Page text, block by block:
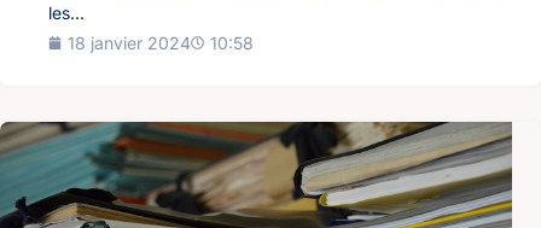
les...
18 janvier 2024
10:58